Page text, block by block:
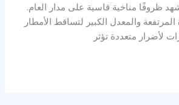
ظروفًا مناخية قاسية على مدار العام.
والمعدل الكبير لتساقط الأمطار
لأضرار متعددة تؤثر